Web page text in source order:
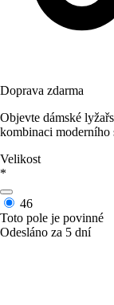
Doprava zdarma
Objevte dámské
kombinaci moderního
Velikost
*
46
Toto pole je povinné
Odesláno za 5 dní